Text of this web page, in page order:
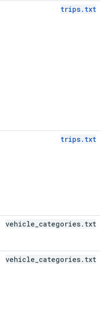
trips.txt
trips.txt
vehicle categories. txt
vehicle categories. txt